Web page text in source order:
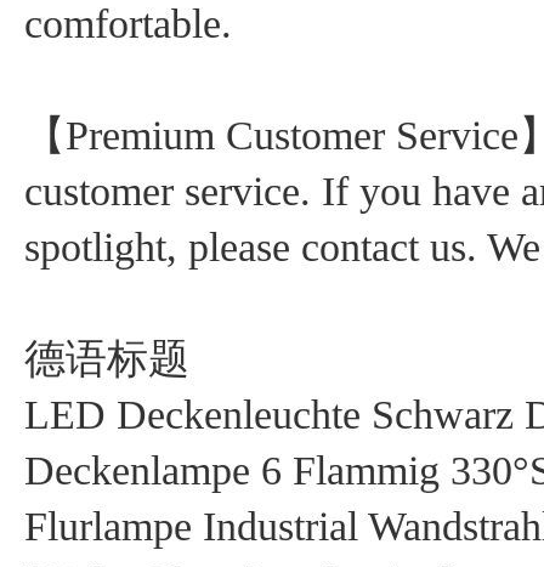
comfortable.
【Premium Customer
customer service. If you have
spotlight, please contact us.
德语标题
LED Deckenleuchte Schwarz
Deckenlampe 6 Flammig
Flurlampe Industrial